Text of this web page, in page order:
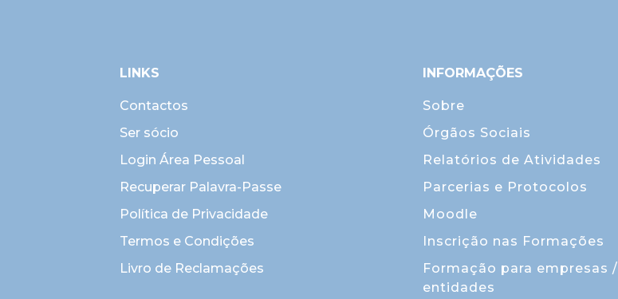
LINKS
Contactos
Ser sócio
Login Área Pessoal
Recuperar Palavra-Passe
Política de Privacidade
Termos e Condições
Livro de Reclamações
INFORMAÇÕES
Sobre
Órgãos Sociais
Relatórios de Atividades
Parcerias e Protocolos
Moodle
Inscrição nas Formações
Formação para empresas /
entidades